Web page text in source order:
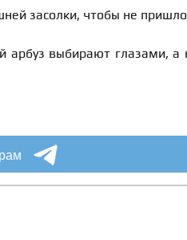
засолки, чтобы не
арбуз выбирают глазами, а